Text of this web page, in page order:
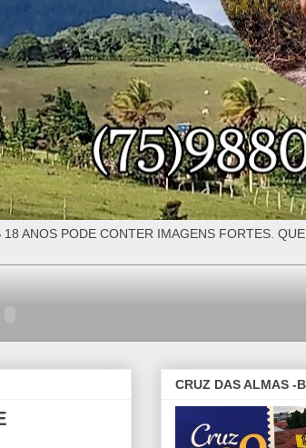
ANOS PODE CONTER IMAGENS FORTES.
CRUZ DAS ALMAS -